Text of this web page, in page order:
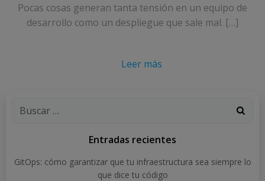
Pocas cosas generan tanta tensión en un equipo de
desarrollo como un despliegue que sale mal. […]
Leer más
Buscar:
Entradas recientes
GitOps: cómo garantizar que tu infraestructura sea siempre lo
que dice tu código